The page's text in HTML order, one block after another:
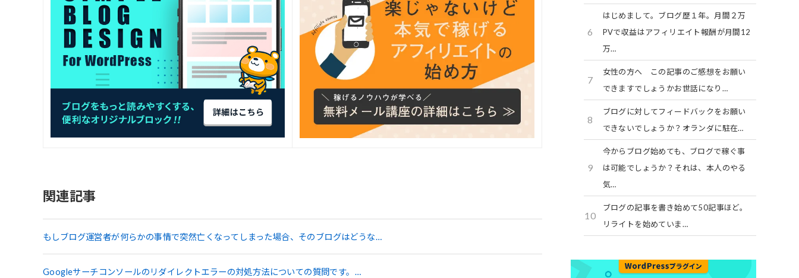
関連記事
もしブログ運営者が何らかの事情で突然亡くなってしまった場合、そのブログはどうな…
Googleサーチコンソールのリダイレクトエラーの対処方法についての質問です。…
6
はじめまして。ブログ歴１年。月間２万
PVで収益はアフィリエイト報酬が月間12
万…
7
女性の方へ この記事のご感想をお願い
できますでしょうかお世話になり…
8
ブログに対してフィードバックをお願い
できないでしょうか？オランダに駐在…
9
今からブログ始めても、ブログで稼ぐ事
は可能でしょうか？それは、本人のやる
気…
10
ブログの記事を書き始めて50記事ほど。
リライトを始めていま…